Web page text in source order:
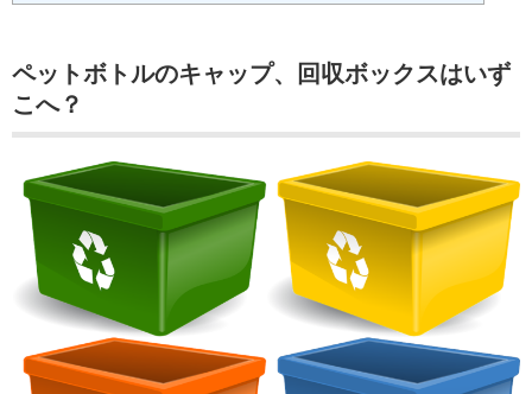
ペットボトルのキャップ、回収ボックスはいず
こへ？